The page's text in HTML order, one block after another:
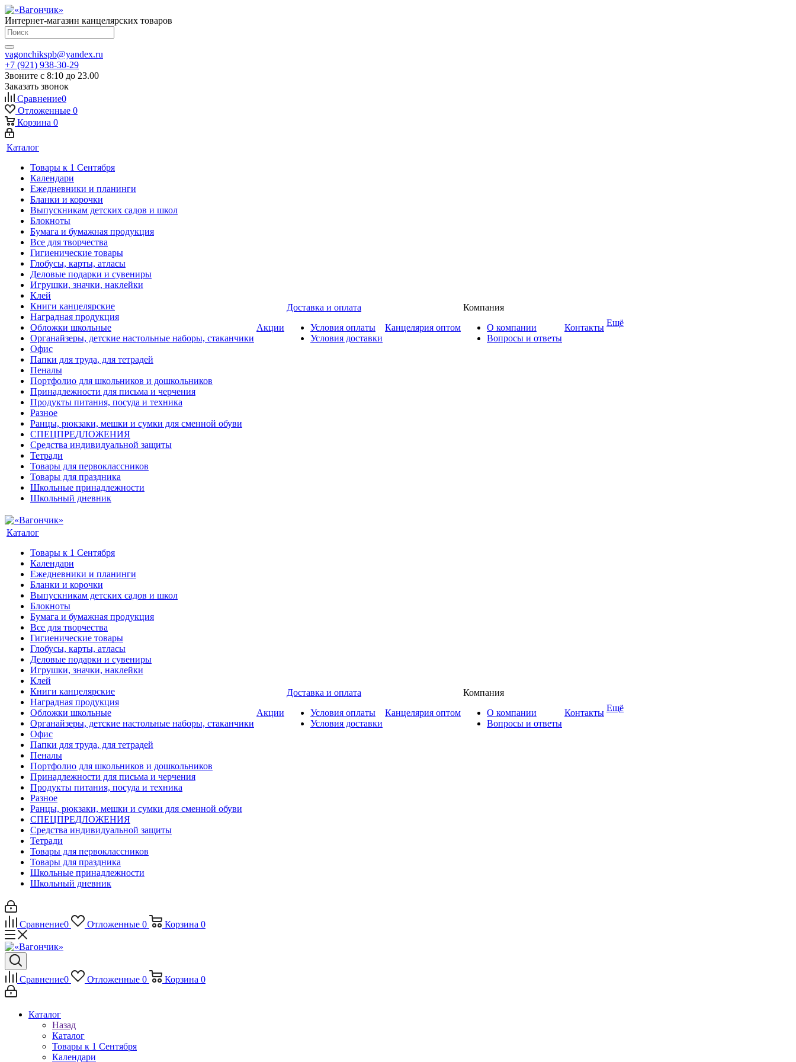
Интернет-магазин канцелярских товаров
vagonchikspb@yandex.ru
+7 (921) 938-30-29
Звоните с 8:10 до 23.00
Заказать звонок
Сравнение0
Отложенные 0
Корзина 0
Каталог
Товары к 1 Сентября
Календари
Ежедневники и планинги
Бланки и корочки
Выпускникам детских садов и школ
Блокноты
Бумага и бумажная продукция
Все для творчества
Гигиенические товары
Глобусы, карты, атласы
Деловые подарки и сувениры
Игрушки, значки, наклейки
Клей
Книги канцелярские
Наградная продукция
Обложки школьные
Органайзеры, детские настольные наборы, стаканчики
Офис
Папки для труда, для тетрадей
Пеналы
Портфолио для школьников и дошкольников
Принадлежности для письма и черчения
Продукты питания, посуда и техника
Разное
Ранцы, рюкзаки, мешки и сумки для сменной обуви
СПЕЦПРЕДЛОЖЕНИЯ
Средства индивидуальной защиты
Тетради
Товары для первоклассников
Товары для праздника
Школьные принадлежности
Школьный дневник
Акции
Доставка и оплата
Условия оплаты
Условия доставки
Канцелярия оптом
Компания
О компании
Вопросы и ответы
Контакты Ещё
Каталог
Товары к 1 Сентября
Календари
Ежедневники и планинги
Бланки и корочки
Выпускникам детских садов и школ
Блокноты
Бумага и бумажная продукция
Все для творчества
Гигиенические товары
Глобусы, карты, атласы
Деловые подарки и сувениры
Игрушки, значки, наклейки
Клей
Книги канцелярские
Наградная продукция
Обложки школьные
Органайзеры, детские настольные наборы, стаканчики
Офис
Папки для труда, для тетрадей
Пеналы
Портфолио для школьников и дошкольников
Принадлежности для письма и черчения
Продукты питания, посуда и техника
Разное
Ранцы, рюкзаки, мешки и сумки для сменной обуви
СПЕЦПРЕДЛОЖЕНИЯ
Средства индивидуальной защиты
Тетради
Товары для первоклассников
Товары для праздника
Школьные принадлежности
Школьный дневник
Акции
Доставка и оплата
Условия оплаты
Условия доставки
Канцелярия оптом
Компания
О компании
Вопросы и ответы
Контакты Ещё
Сравнение0 Отложенные 0 Корзина 0
Сравнение0 Отложенные 0 Корзина 0
Каталог
Назад
Каталог
Товары к 1 Сентября
Календари